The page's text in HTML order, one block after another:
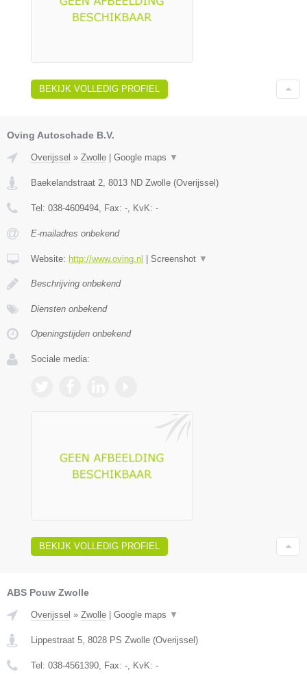
BEKIJK VOLLEDIG PROFIEL
Oving Autoschade B.V.
Overijssel » Zwolle Google maps ▼
Baekelandstraat 2, 8013 ND Zwolle (Overijssel )
Tel: 038-4609494, Fax: -, KvK: -
E-mailadres onbekend
Website: http://www.oving.nl Screenshot ▼
Beschrijving onbekend
Diensten onbekend
Openingstijden onbekend
Sociale media:
BEKIJK VOLLEDIG PROFIEL
ABS Pouw Zwolle
Overijssel » Zwolle Google maps ▼
Lippestraat 5 8028 PS Zwolle (Overijssel )
Tel: 038-4561390 , Fax: - , KvK: -